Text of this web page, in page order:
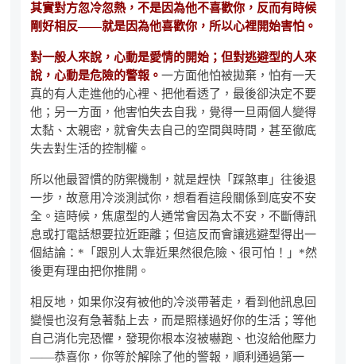
其實對方忽冷忽熱，不是因為他不喜歡你，反而有時候
剛好相反——就是因為他喜歡你，所以心裡開始害怕。
對一般人來說，心動是愛情的開始；但對逃避型的人來
說，心動是危險的警報。一方面他怕被拋棄，怕有一天
真的有人走進他的心裡、把他看透了，最後卻決定不要
他；另一方面，他害怕失去自我，覺得一旦兩個人變得
太黏、太親密，就會失去自己的空間與時間，甚至徹底
失去對生活的控制權。
所以他最習慣的防禦機制，就是趕快「踩煞車」往後退
一步，故意用冷淡測試你，想看看這段關係到底安不安
全。這時候，焦慮型的人通常會因為太不安，不斷傳訊
息或打電話想要拉近距離；但這反而會讓逃避型得出一
個結論：*「跟別人太靠近果然很危險、很可怕！」*然
後更有理由把你推開。
相反地，如果你沒有被他的冷淡帶著走，看到他訊息回
變慢也沒有急著黏上去，而是照樣過好你的生活；等他
自己消化完恐懼，發現你根本沒被嚇跑、也沒給他壓力
——恭喜你，你等於解除了他的警報，順利通過第一